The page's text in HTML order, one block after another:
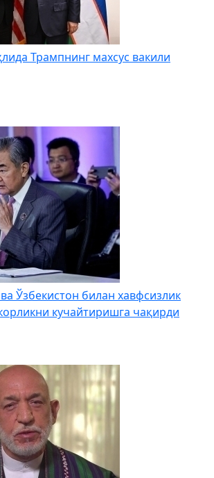
Трампнинг махсус вакили
Ўзбекистон билан хавфсизлик
кучайтиришга чақирди